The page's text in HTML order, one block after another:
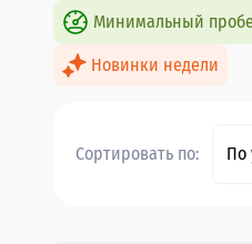
Минимальный
Новинки недели
Сортировать по: По